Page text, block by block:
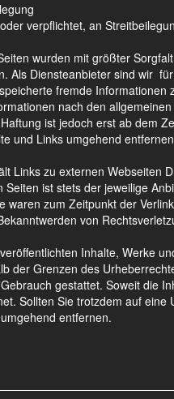
verpflichtet, an
wurden mit größter
Als Diensteanbieter sind wir
fremde
nach den
ist jedoch erst ab dem
und Links umgehend
Links zu externen Webseiten
Seiten ist stets der jeweilige
waren zum Zeitpunkt der
von
Inhalte, Werke
der Grenzen des
gestattet. Soweit die
Sollten Sie trotzdem auf
entfernen.